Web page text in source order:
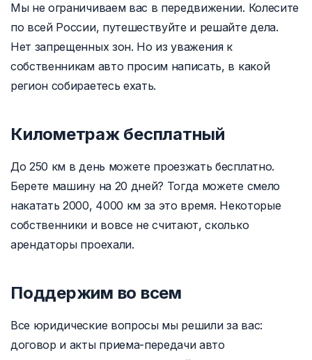
Мы не ограничиваем вас в передвижении. Колесите
по всей России, путешествуйте и решайте дела.
Нет запрещенных зон. Но из уважения к
собственникам авто просим написать, в какой
регион собираетесь ехать.
Километраж бесплатный
До 250 км в день можете проезжать бесплатно.
Берете машину на 20 дней? Тогда можете смело
накатать 2000, 4000 км за это время. Некоторые
собственники и вовсе не считают, сколько
арендаторы проехали.
Поддержим во всем
Все юридические вопросы мы решили за вас:
договор и акты приема-передачи авто